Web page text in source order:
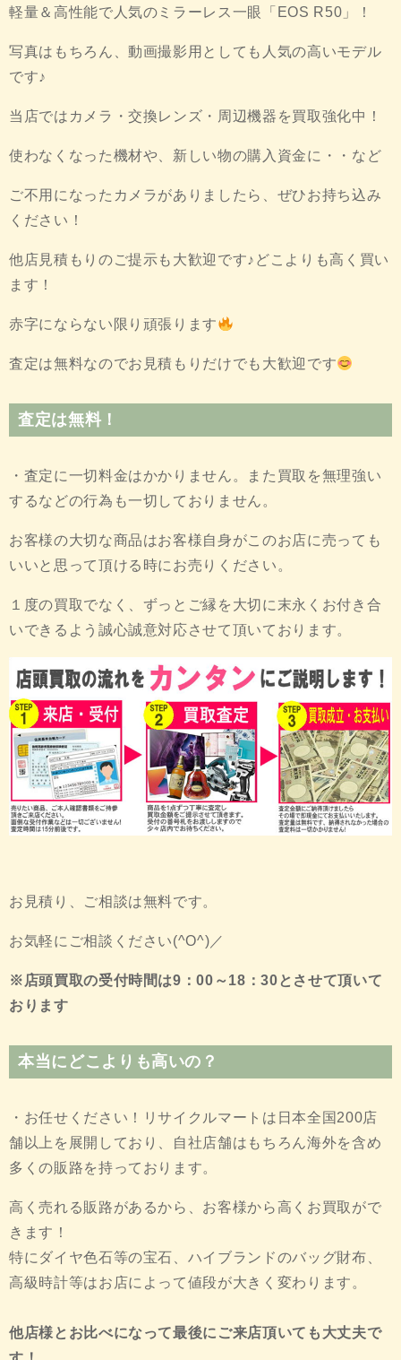
軽量＆高性能で人気のミラーレス一眼「EOS R50」！
写真はもちろん、動画撮影用としても人気の高いモデル
です♪
当店ではカメラ・交換レンズ・周辺機器を買取強化中！
使わなくなった機材や、新しい物の購入資金に・・など
ご不用になったカメラがありましたら、ぜひお持ち込み
ください！
他店見積もりのご提示も大歓迎です♪どこよりも高く買い
ます！
赤字にならない限り頑張ります
査定は無料なのでお見積もりだけでも大歓迎です
査定は無料！
・査定に一切料金はかかりません。また買取を無理強い
するなどの行為も一切しておりません。
お客様の大切な商品はお客様自身がこのお店に売っても
いいと思って頂ける時にお売りください。
１度の買取でなく、ずっとご縁を大切に末永くお付き合
いできるよう誠心誠意対応させて頂いております。
お見積り、ご相談は無料です。
お気軽にご相談ください(^O^)／
※店頭買取の受付時間は9：00～18：30とさせて頂いて
おります
本当にどこよりも高いの？
・お任せください！リサイクルマートは日本全国200店
舗以上を展開しており、自社店舗はもちろん海外を含め
多くの販路を持っております。
高く売れる販路があるから、お客様から高くお買取がで
きます！
特にダイヤ色石等の宝石、ハイブランドのバッグ財布、
高級時計等はお店によって値段が大きく変わります。
他店様とお比べになって最後にご来店頂いても大丈夫で